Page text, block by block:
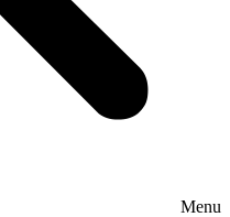
Menu